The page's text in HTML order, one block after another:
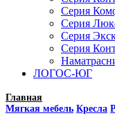
Серия
Серия
Серия
Серия
ЛОГОС-ЮГ
Главная
Мягкая мебель Кресла